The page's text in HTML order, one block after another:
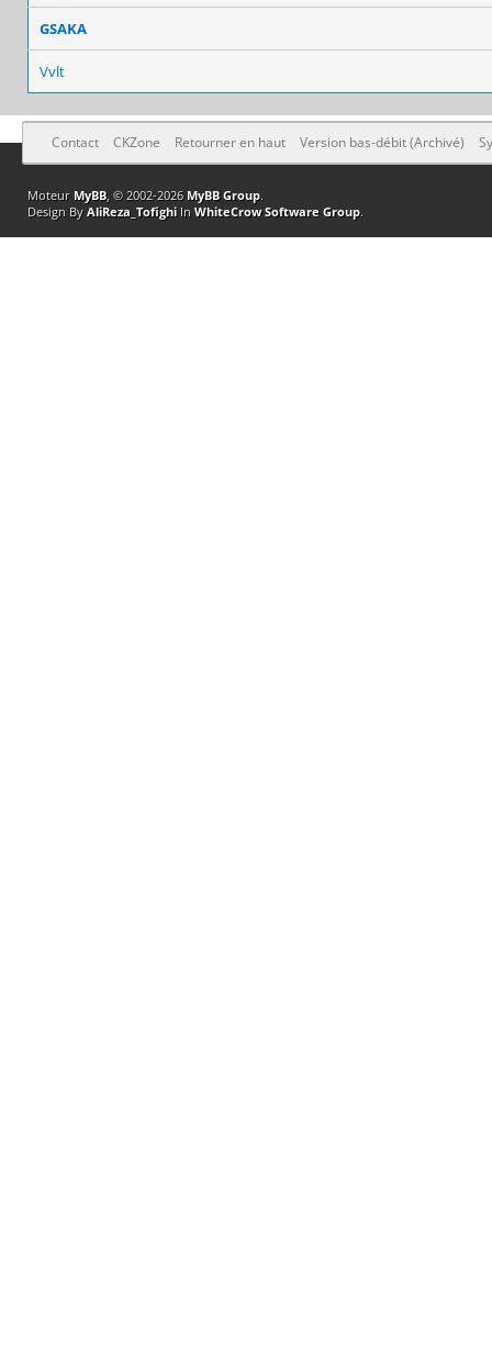
GSAKA
Vvlt
Contact CKZone Retourner en haut Version bas-débit (Archivé)
Moteur MyBB, © 2002-2026 MyBB Group.
Design By AliReza_TofighiIn WhiteCrow Software Group.